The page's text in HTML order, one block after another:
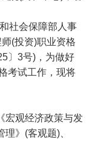
社会保障部人事
(投资)职业资格
〕3号)，为做好
考试工作，现将
观经济政策与发
》(客观题)、